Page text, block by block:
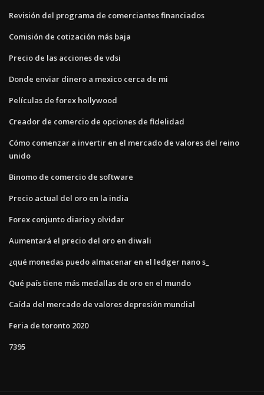
Revisión del programa de comerciantes financiados
Comisión de cotización más baja
Precio de las acciones de vdsi
Donde enviar dinero a mexico cerca de mi
Películas de forex hollywood
Creador de comercio de opciones de fidelidad
Cómo comenzar a invertir en el mercado de valores del reino
unido
Binomo de comercio de software
Precio actual del oro en la india
Forex conjunto diario y olvidar
Aumentará el precio del oro en diwali
¿qué monedas puedo almacenar en el ledger nano s_
Qué país tiene más medallas de oro en el mundo
Caída del mercado de valores depresión mundial
Feria de toronto 2020
7395